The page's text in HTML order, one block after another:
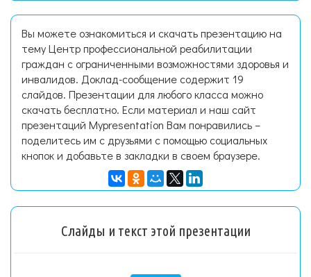
Вы можете ознакомиться и скачать презентацию на
тему Центр профессиональной реабилитации
граждан с ограниченными возможностями здоровья и
инвалидов. Доклад-сообщение содержит 19
слайдов. Презентации для любого класса можно
скачать бесплатно. Если материал и наш сайт
презентаций Mypresentation Вам понравились –
поделитесь им с друзьями с помощью социальных
кнопок и добавьте в закладки в своем браузере.
Слайды и текст этой презентации